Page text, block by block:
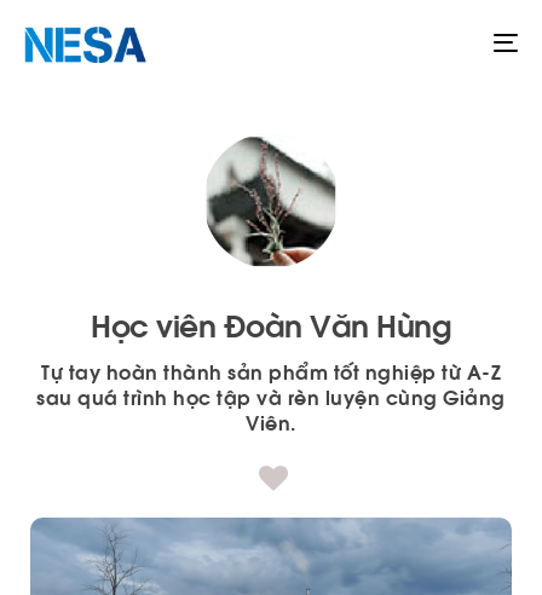
Học viên Đoàn Văn Hùng
Tự tay hoàn thành sản phẩm tốt nghiệp từ A-Z
sau quá trình học tập và rèn luyện cùng Giảng
Viên.